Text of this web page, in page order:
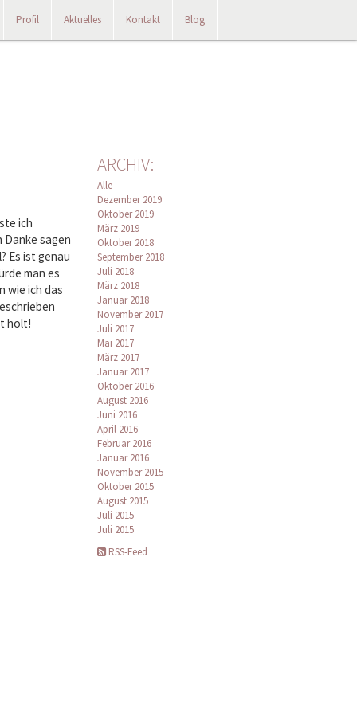
Profil Aktuelles Kontakt Blog
ich
Danke sagen
Es ist genau
man es
wie ich das
holt!
ARCHIV:
Alle
Dezember 2019
Oktober 2019
März 2019
Oktober 2018
September 2018
Juli 2018
März 2018
Januar 2018
November 2017
Juli 2017
Mai 2017
März 2017
Januar 2017
Oktober 2016
August 2016
Juni 2016
April 2016
Februar 2016
Januar 2016
November 2015
Oktober 2015
August 2015
Juli 2015
Juli 2015
RSS-Feed